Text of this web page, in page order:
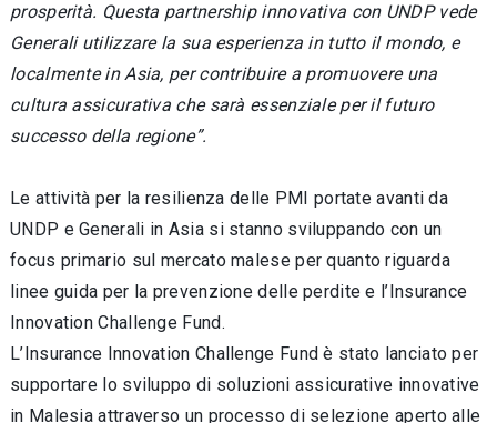
prosperità. Questa partnership innovativa con UNDP vede
Generali utilizzare la sua esperienza in tutto il mondo, e
localmente in Asia, per contribuire a promuovere una
cultura assicurativa che sarà essenziale per il futuro
successo della regione”.
Le attività per la resilienza delle PMI portate avanti da
UNDP e Generali in Asia si stanno sviluppando con un
focus primario sul mercato malese per quanto riguarda
linee guida per la prevenzione delle perdite e l’Insurance
Innovation Challenge Fund.
L’Insurance Innovation Challenge Fund è stato lanciato per
supportare lo sviluppo di soluzioni assicurative innovative
in Malesia attraverso un processo di selezione aperto alle